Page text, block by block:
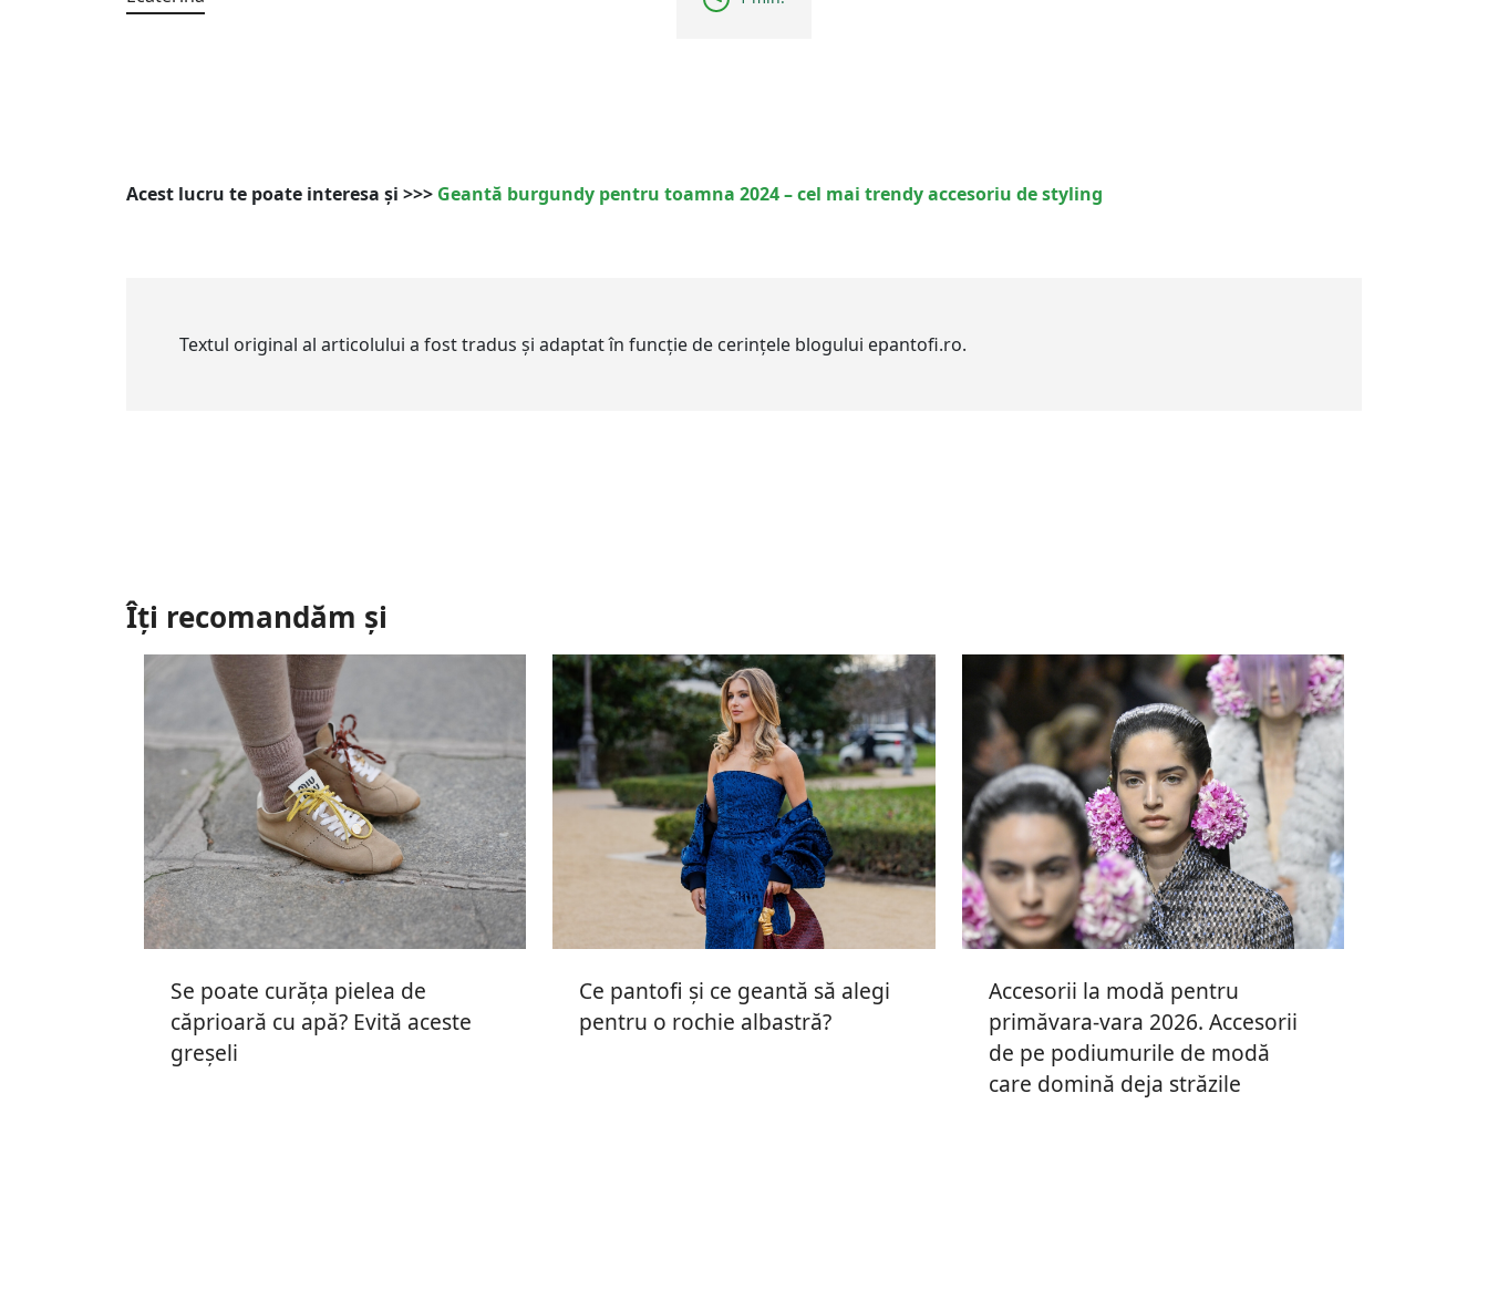
Acest lucru te poate interesa și >>> Geantă burgundy pentru toamna 2024 – cel mai trendy accesoriu de styling
Textul original al articolului a fost tradus și adaptat în funcție de cerințele blogului epantofi.ro.
Îți recomandăm și
Se poate curăța pielea de
căprioară cu apă? Evită aceste
greșeli
Ce pantofi și ce geantă să alegi
pentru o rochie albastră?
Accesorii la modă pentru
primăvara-vara 2026. Accesorii
de pe podiumurile de modă
care domină deja străzile